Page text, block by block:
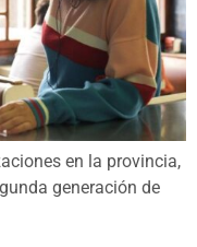
en la provincia,
generación de